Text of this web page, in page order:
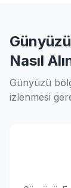
Nasıl
Günyüzü
izlenmesi